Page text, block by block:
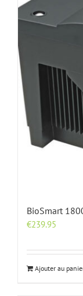
BioSmart
€239.95
Ajouter au